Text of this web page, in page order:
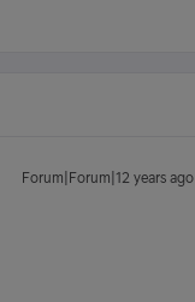
Forum|Forum|12 years ago